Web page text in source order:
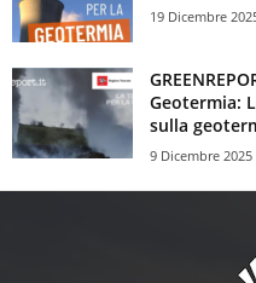
19 Dicembre
Geotermia:
sulla
9 Dicembre 2025